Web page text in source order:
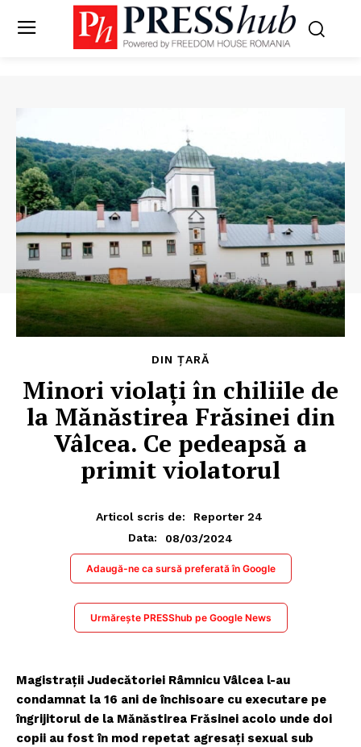
DIN ȚARĂ
Minori violaţi în chiliile de
la Mănăstirea Frăsinei din
Vâlcea. Ce pedeapsă a
primit violatorul
Articol scris de:
Reporter 24
Data:
08/03/2024
Adaugă-ne ca sursă preferată în Google
Urmărește PRESShub pe Google News
Magistraţii Judecătoriei Râmnicu Vâlcea l-au
condamnat la 16 ani de închisoare cu executare pe
îngrijitorul de la Mănăstirea Frăsinei acolo unde doi
copii au fost în mod repetat agresaţi sexual sub